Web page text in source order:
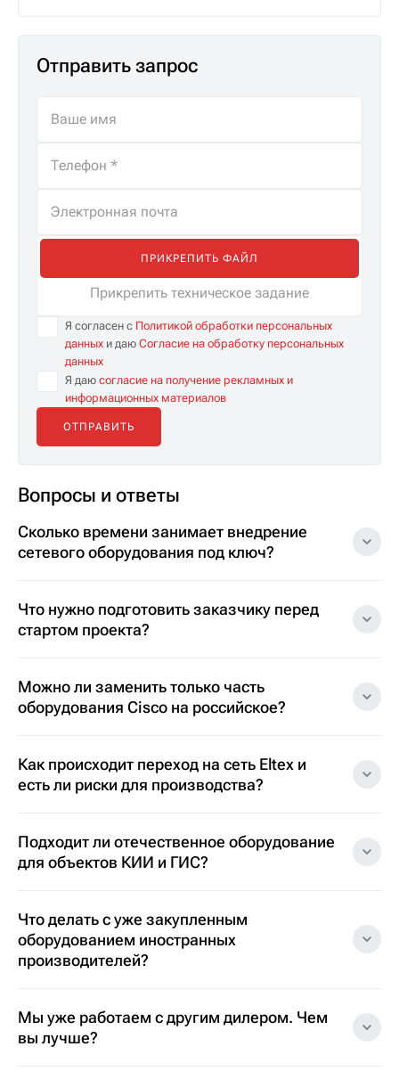
Отправить запрос
ПРИКРЕПИТЬ ФАЙЛ
Прикрепить техническое задание
Я согласен с Политикой обработки персональных
данных и даю Согласие на обработку персональных
данных
Я даю согласие на получение рекламных и
информационных материалов
Вопросы и ответы
Сколько времени занимает внедрение
сетевого оборудования под ключ?
Что нужно подготовить заказчику перед
стартом проекта?
Можно ли заменить только часть
оборудования Cisco на российское?
Как происходит переход на сеть Eltex и
есть ли риски для производства?
Подходит ли отечественное оборудование
для объектов КИИ и ГИС?
Что делать с уже закупленным
оборудованием иностранных
производителей?
Мы уже работаем с другим дилером. Чем
вы лучше?